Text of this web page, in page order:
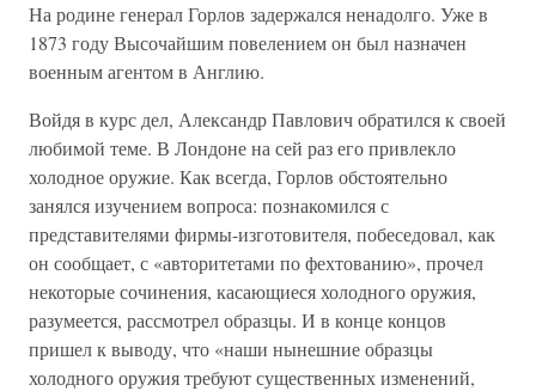
На родине генерал Горлов задержался ненадолго. Уже в
1873 году Высочайшим повелением он был назначен
военным агентом в Англию.
Войдя в курс дел, Александр Павлович обратился к своей
любимой теме. В Лондоне на сей раз его привлекло
холодное оружие. Как всегда, Горлов обстоятельно
занялся изучением вопроса: познакомился с
представителями фирмы-изготовителя, побеседовал, как
он сообщает, с «авторитетами по фехтованию», прочел
некоторые сочинения, касающиеся холодного оружия,
разумеется, рассмотрел образцы. И в конце концов
пришел к выводу, что «наши нынешние образцы
холодного оружия требуют существенных изменений,